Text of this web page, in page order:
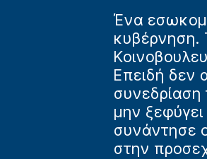
Ένα
κυβέρνηση.
Επειδή δεν
συνεδρίαση
μην
συνάντησε
στην